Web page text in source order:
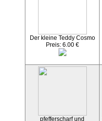
Der kleine Teddy Cosmo
Preis: 6.00 €
pfefferscharf und